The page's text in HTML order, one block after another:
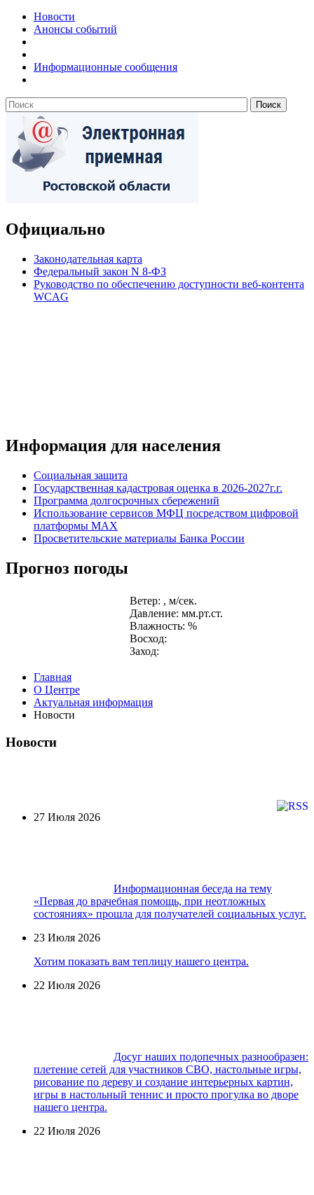
Новости
Анонсы событий
Информационные сообщения
Официально
Законодательная карта
Федеральный закон N 8-ФЗ
Руководство по обеспечению доступности веб-контента
WCAG
Информация для населения
Социальная защита
Государственная кадастровая оценка в 2026-2027г.г.
Программа долгосрочных сбережений
Использование сервисов МФЦ посредством цифровой
платформы MAX
Просветительские материалы Банка России
Прогноз погоды
Ветер: , м/сек.
Давление: мм.рт.ст.
Влажность: %
Восход:
Заход:
Главная
О Центре
Актуальная информация
Новости
Новости
27 Июля 2026
Информационная беседа на тему
«Первая до врачебная помощь, при неотложных
состояниях» прошла для получателей социальных услуг.
23 Июля 2026
Хотим показать вам теплицу нашего центра.
22 Июля 2026
Досуг наших подопечных разнообразен:
плетение сетей для участников СВО, настольные игры,
рисование по дереву и создание интерьерных картин,
игры в настольный теннис и просто прогулка во дворе
нашего центра.
22 Июля 2026